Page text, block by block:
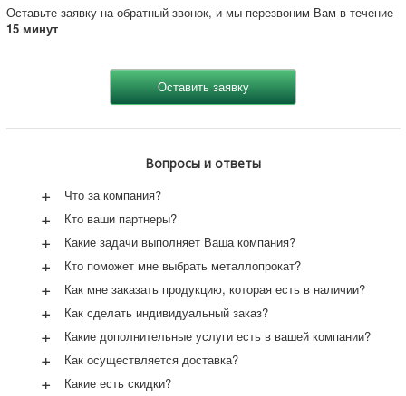
Оставьте заявку на обратный звонок, и мы перезвоним Вам в течение
15 минут
Вопросы и ответы
+ Что за компания?
+ Кто ваши партнеры?
+ Какие задачи выполняет Ваша компания?
+ Кто поможет мне выбрать металлопрокат?
+ Как мне заказать продукцию, которая есть в наличии?
+ Как сделать индивидуальный заказ?
+ Какие дополнительные услуги есть в вашей компании?
+ Как осуществляется доставка?
+ Какие есть скидки?